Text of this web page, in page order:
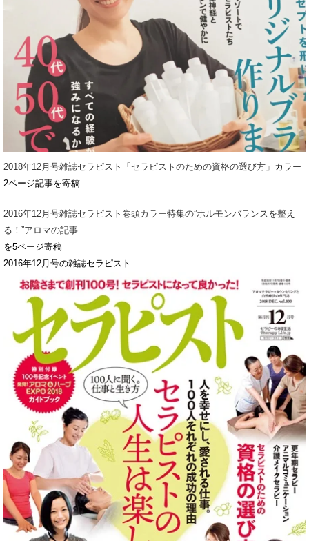
2018年12月号雑誌セラピスト「セラピストのための資格の選び方」 カラー
2ページ記事を寄稿
2016年12月号雑誌セラピスト巻頭カラー特集の”ホルモンバランスを整え
る！”アロマの記事
を5ページ寄稿
2016年12月号の雑誌セラピスト